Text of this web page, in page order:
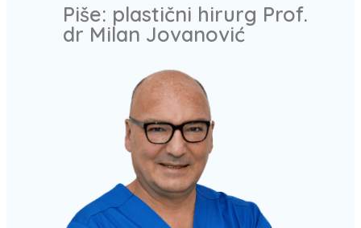
Piše: plastični hirurg Prof.
dr Milan Jovanović